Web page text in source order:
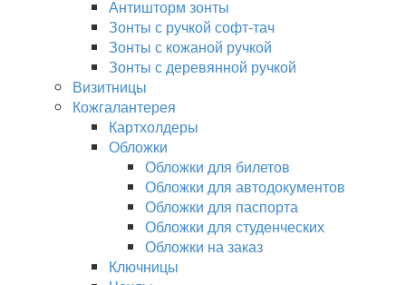
Антишторм зонты
Зонты с ручкой софт-тач
Зонты с кожаной ручкой
Зонты с деревянной ручкой
Визитницы
Кожгалантерея
Картхолдеры
Обложки
Обложки для билетов
Обложки для автодокументов
Обложки для паспорта
Обложки для студенческих
Обложки на заказ
Ключницы